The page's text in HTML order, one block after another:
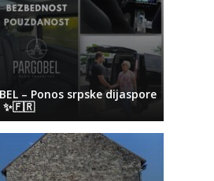
– Ponos srpske dijaspore
✨🇫🇷